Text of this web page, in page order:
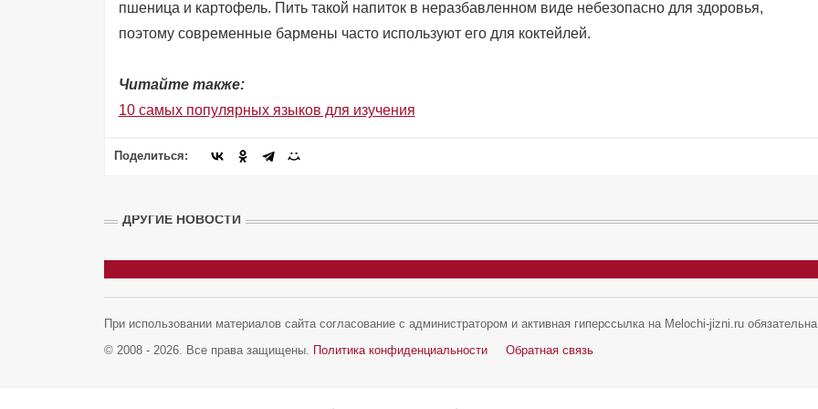
пшеница и картофель. Пить такой напиток в неразбавленном виде небезопасно для здоровья,
поэтому современные бармены часто используют его для коктейлей.
Читайте также:
10 самых популярных языков для изучения
Поделиться:
ДРУГИЕ НОВОСТИ
При использовании материалов сайта согласование с администратором и активная гиперссылка на Melochi-jizni.ru
© 2008 - 2026. Все права защищены. Политика конфиденциальности Обратная связь